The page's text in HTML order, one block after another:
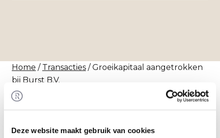
Deze website maakt gebruik van cookies
Home / Transacties / Groeikapitaal aangetrokken
bij Burst B.V.
Transactie
MBO & Groei Fonds heeft ter verstrekking van
verkregen in Burst Mothership B.V. Rembrandt